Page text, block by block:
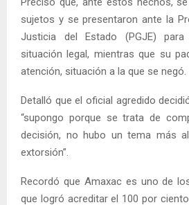
sujetos y se presentaron ante la
Justicia del Estado (PGJE)
situación legal, mientras que su
atención, situación a la que se negó.
Detalló que el oficial agredido
“supongo porque se trata de
decisión, no hubo un tema más
extorsión”.
Recordó que Amaxac es uno de
que logró acreditar el 100 por